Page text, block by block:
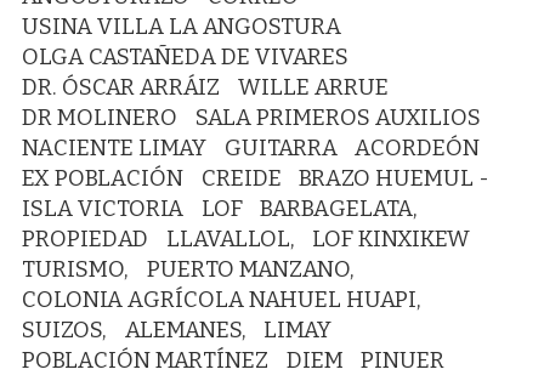
USINA VILLA LA ANGOSTURA
OLGA CASTAÑEDA DE VIVARES
DR. ÓSCAR ARRÁIZ
WILLE ARRUE
DR MOLINERO
SALA PRIMEROS AUXILIOS
NACIENTE LIMAY
GUITARRA
ACORDEÓN
EX POBLACIÓN
CREIDE
BRAZO HUEMUL -
ISLA VICTORIA
LOF
BARBAGELATA,
PROPIEDAD
LLAVALLOL,
LOF KINXIKEW
TURISMO,
PUERTO MANZANO,
COLONIA AGRÍCOLA NAHUEL HUAPI,
SUIZOS,
ALEMANES,
LIMAY
POBLACIÓN MARTÍNEZ
DIEM
PINUER